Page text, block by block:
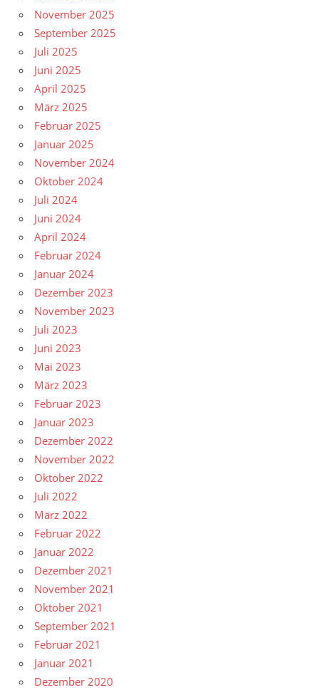
November 2025
September 2025
Juli 2025
Juni 2025
April 2025
März 2025
Februar 2025
Januar 2025
November 2024
Oktober 2024
Juli 2024
Juni 2024
April 2024
Februar 2024
Januar 2024
Dezember 2023
November 2023
Juli 2023
Juni 2023
Mai 2023
März 2023
Februar 2023
Januar 2023
Dezember 2022
November 2022
Oktober 2022
Juli 2022
März 2022
Februar 2022
Januar 2022
Dezember 2021
November 2021
Oktober 2021
September 2021
Februar 2021
Januar 2021
Dezember 2020